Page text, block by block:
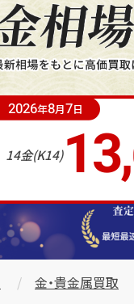
2026年8月7日
14金(K14)
金・貴金属買取